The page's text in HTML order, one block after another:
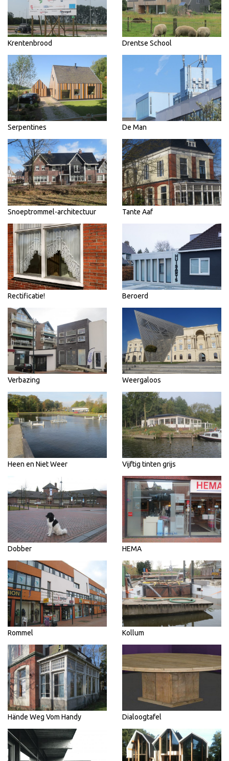
Krentenbrood Drentse School
Serpentines De Man
Snoeptrommel-architectuur Tante Aaf
Rectificatie! Beroerd
Verbazing Weergaloos
Heen en Niet Weer Vijftig tinten grijs
Dobber HEMA
Rommel Kollum
Hände Weg Vom Handy Dialoogtafel